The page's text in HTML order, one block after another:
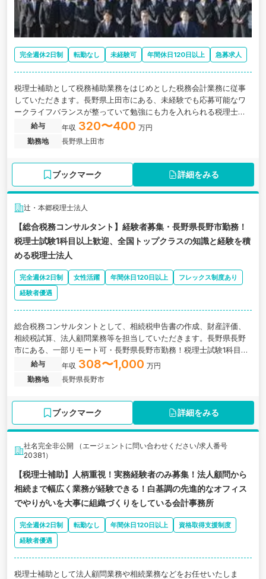
完全週休2日制 転勤なし 未経験可 年間休日120日以上 急募求人
税理士補助として税務補助業務をはじめとした税務会計業務に従事
していただきます。長野県上田市にある、未経験でも応募可能なワ
ークライフバランスが整っていて勉強にも力を入れられる税理士法
人の求人です。
給与 年収 320〜400 万円
勤務地
長野県上田市
ブックマーク 詳細をみる
辻・本郷税理士法人
【総合税務コンサルタント】経験者募集・長野県長野市勤務！
税理士試験1科目以上歓迎、全国トップクラスの知識と経験を積
める税理士法人
完全週休2日制 女性活躍 年間休日120日以上
フレックス制度あり
経験者優遇
総合税務コンサルタントとして、相続税申告書の作成、財産評価、
相続税試算、法人顧問業務等を担当していただきます。長野県長野
市にある、一部リモート可・長野県長野市勤務！税理士試験1科目以
上歓迎、全国トップクラスの知識と経験を積める税理士法人の求人
です。
給与 年収 308〜1,000 万円
勤務地
長野県長野市
ブックマーク 詳細をみる
社名完全非公開 （エージェントに問い合わせください/求人番号
20381）
【税理士補助】人柄重視！実務経験者のみ募集！法人顧問から
相続まで幅広く業務が経験できる！白基調の先進的なオフィス
でやりがいを大事に組織づくりをしている会計事務所
完全週休2日制 転勤なし 年間休日120日以上
資格取得支援制度
経験者優遇
税理士補助として法人顧問業務や相続業務などをお任せいたしま